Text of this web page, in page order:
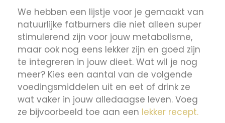
We hebben een lijstje voor je gemaakt van
natuurlijke fatburners die niet alleen super
stimulerend zijn voor jouw metabolisme,
maar ook nog eens lekker zijn en goed zijn
te integreren in jouw dieet. Wat wil je nog
meer? Kies een aantal van de volgende
voedingsmiddelen uit en eet of drink ze
wat vaker in jouw alledaagse leven. Voeg
ze bijvoorbeeld toe aan een lekker recept.